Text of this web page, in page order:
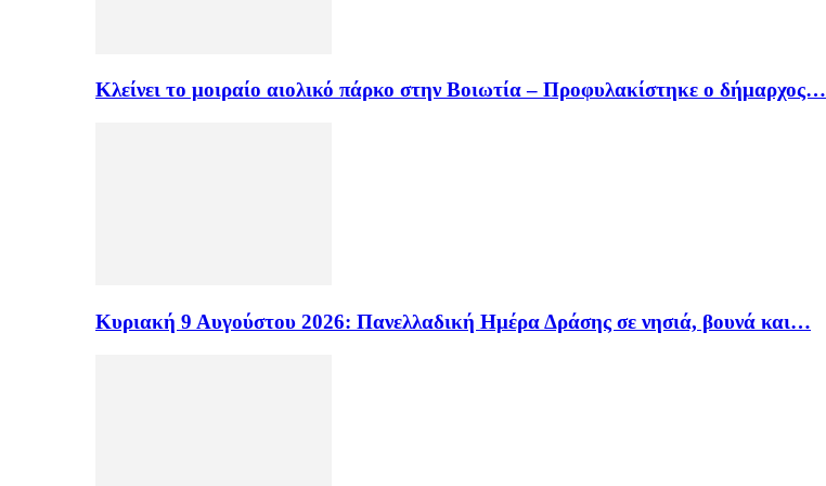
Κλείνει το μοιραίο αιολικό πάρκο στην Βοιωτία – Προφυλακίστηκε ο δήμαρχος…
Κυριακή 9 Αυγούστου 2026: Πανελλαδική Ημέρα Δράσης σε νησιά, βουνά και…